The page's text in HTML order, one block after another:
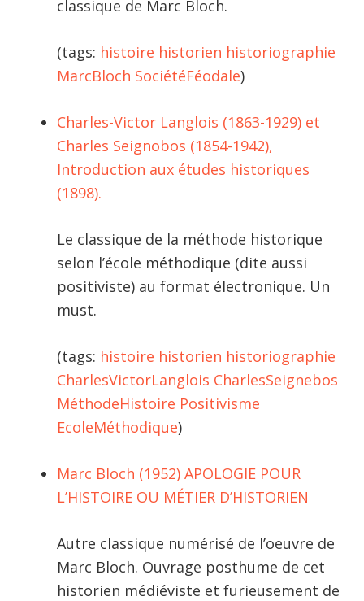
classique de Marc Bloch.
(tags: histoire historien historiographie
MarcBloch SociétéFéodale)
Charles-Victor Langlois (1863-1929) et
Charles Seignobos (1854-1942),
Introduction aux études historiques
(1898).
Le classique de la méthode historique
selon l’école méthodique (dite aussi
positiviste) au format électronique. Un
must.
(tags: histoire historien historiographie
CharlesVictorLanglois CharlesSeignebos
MéthodeHistoire Positivisme
EcoleMéthodique)
Marc Bloch (1952) APOLOGIE POUR
L’HISTOIRE OU MÉTIER D’HISTORIEN
Autre classique numérisé de l’oeuvre de
Marc Bloch. Ouvrage posthume de cet
historien médiéviste et furieusement de